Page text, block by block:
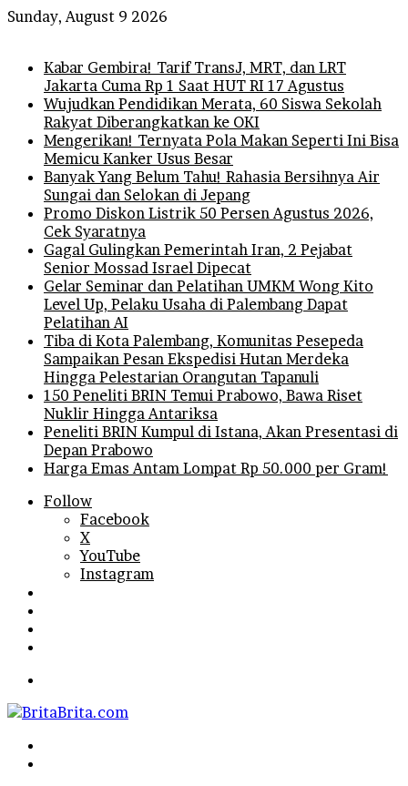
Sunday, August 9 2026
Kabar Gembira! Tarif TransJ, MRT, dan LRT
Jakarta Cuma Rp 1 Saat HUT RI 17 Agustus
Wujudkan Pendidikan Merata, 60 Siswa Sekolah
Rakyat Diberangkatkan ke OKI
Mengerikan! Ternyata Pola Makan Seperti Ini Bisa
Memicu Kanker Usus Besar
Banyak Yang Belum Tahu! Rahasia Bersihnya Air
Sungai dan Selokan di Jepang
Promo Diskon Listrik 50 Persen Agustus 2026,
Cek Syaratnya
Gagal Gulingkan Pemerintah Iran, 2 Pejabat
Senior Mossad Israel Dipecat
Gelar Seminar dan Pelatihan UMKM Wong Kito
Level Up, Pelaku Usaha di Palembang Dapat
Pelatihan AI
Tiba di Kota Palembang, Komunitas Pesepeda
Sampaikan Pesan Ekspedisi Hutan Merdeka
Hingga Pelestarian Orangutan Tapanuli
150 Peneliti BRIN Temui Prabowo, Bawa Riset
Nuklir Hingga Antariksa
Peneliti BRIN Kumpul di Istana, Akan Presentasi di
Depan Prabowo
Harga Emas Antam Lompat Rp 50.000 per Gram!
Follow
Facebook
X
YouTube
Instagram